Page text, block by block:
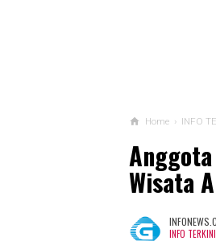
Home › INFO
Wisata
INFO TERKINI